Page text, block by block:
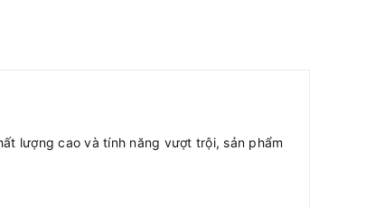
lượng cao và tính năng vượt trội, sản phẩm